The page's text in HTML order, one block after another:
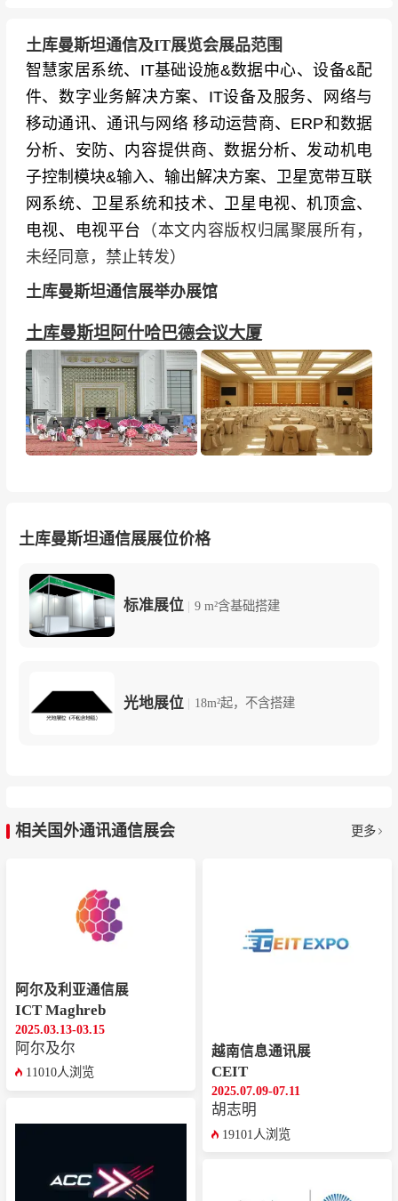
土库曼斯坦通信及IT展览会展品范围
智慧家居系统、IT基础设施&数据中心、设备&配
件、数字业务解决方案、IT设备及服务、网络与
移动通讯、通讯与网络 移动运营商、ERP和数据
分析、安防、内容提供商、数据分析、发动机电
子控制模块&输入、输出解决方案、卫星宽带互联
网系统、卫星系统和技术、卫星电视、机顶盒、
电视、电视平台
（本文内容版权归属聚展所有，
未经同意，禁止转发）
土库曼斯坦通信展举办展馆
土库曼斯坦阿什哈巴德会议大厦
土库曼斯坦通信展展位价格
标准展位 | 9 m²含基础搭建
光地展位 | 18m²起，不含搭建
相关国外通讯通信展会 更多
阿尔及利亚通信展
ICT Maghreb
2025.03.13-03.15
阿尔及尔
11010人浏览
越南信息通讯展
CEIT
2025.07.09-07.11
胡志明
19101人浏览